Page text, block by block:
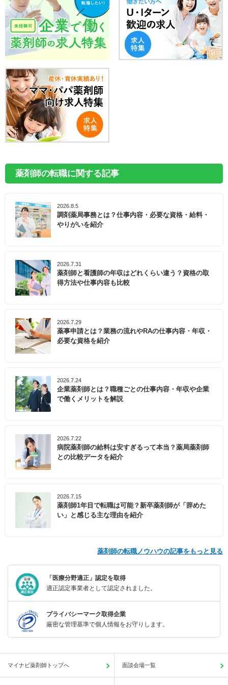
薬剤師の転職に関する記事
2026.8.5
調剤薬局事務とは？仕事内容・必要な資格・給料・
やりがいを紹介
2026.7.31
薬剤師と看護師の年収はどれくらい違う？資格の取
得方法や仕事内容も比較
2026.7.29
薬事申請とは？業務の流れやRAの仕事内容・年収・
必要な資格を紹介
2026.7.24
企業薬剤師とは？職種ごとの仕事内容・年収や企業
で働くメリットを解説
2026.7.22
病院薬剤師の給料は安すぎるって本当？薬局薬剤師
との比較データを紹介
2026.7.15
薬剤師1年目で転職は可能？新卒薬剤師が「辞めた
い」と感じる主な理由を紹介
薬剤師の転職ノウハウの記事をもっと見る
「医療分野適正」認定を取得
適正認定事業者として認定されました。
プライバシーマーク取得企業
厳密な管理基準で個人情報をお守りします。
マイナビ薬剤師トップへ 面談会場一覧